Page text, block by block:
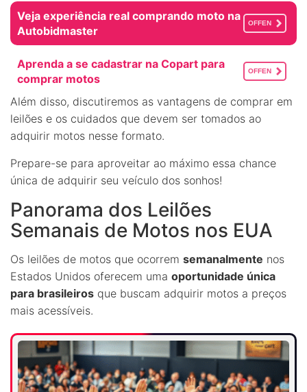
Veja experiência real comprando moto na
Autobidmaster
OFFEN
Aprenda a se cadastrar na Copart para
comprar motos
OFFEN
Além disso, discutiremos as vantagens de comprar em
leilões e os cuidados que devem ser tomados ao
adquirir motos nesse formato.
Prepare-se para aproveitar ao máximo essa chance
única de adquirir seu veículo dos sonhos!
Panorama dos Leilões
Semanais de Motos nos EUA
Os leilões de motos que ocorrem semanalmente nos
Estados Unidos oferecem uma oportunidade única
para brasileiros que buscam adquirir motos a preços
mais acessíveis.